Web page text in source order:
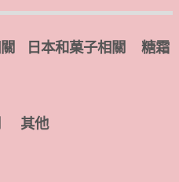
關 日本和菓子相關 糖霜
其他